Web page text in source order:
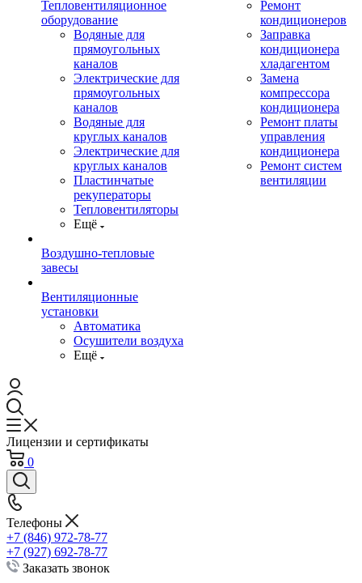
Тепловентиляционное
оборудование
Водяные для
прямоугольных
каналов
Электрические для
прямоугольных
каналов
Водяные для
круглых каналов
Электрические для
круглых каналов
Пластинчатые
рекуператоры
Тепловентиляторы
Ещё
Воздушно-тепловые
завесы
Вентиляционные
установки
Автоматика
Осушители воздуха
Ещё
Ремонт
кондиционеров
Заправка
кондиционера
хладагентом
Замена
компрессора
кондиционера
Ремонт платы
управления
кондиционера
Ремонт систем
вентиляции
Лицензии и сертификаты
0
Телефоны
+7 (846) 972-78-77
+7 (927) 692-78-77
Заказать звонок